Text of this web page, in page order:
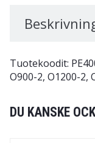
Tuotekoodit:
O900-2, O1200-2,
DU KANSKE